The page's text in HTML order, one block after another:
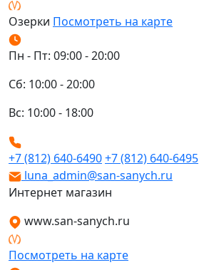
Озерки Посмотреть на карте
Пн - Пт: 09:00 - 20:00
Сб: 10:00 - 20:00
Вс: 10:00 - 18:00
+7 (812) 640-6490+7 (812) 640-6495
luna_admin@san-sanych.ru
Интернет магазин
www.san-sanych.ru
Посмотреть на карте